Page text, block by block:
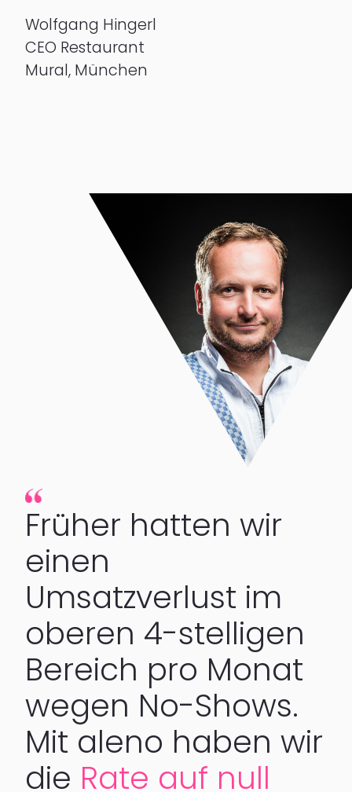
Wolfgang Hingerl
CEO Restaurant
Mural, München
Früher hatten wir
einen
Umsatzverlust im
oberen 4-stelligen
Bereich pro Monat
wegen No-Shows.
Mit aleno haben wir
die Rate auf null